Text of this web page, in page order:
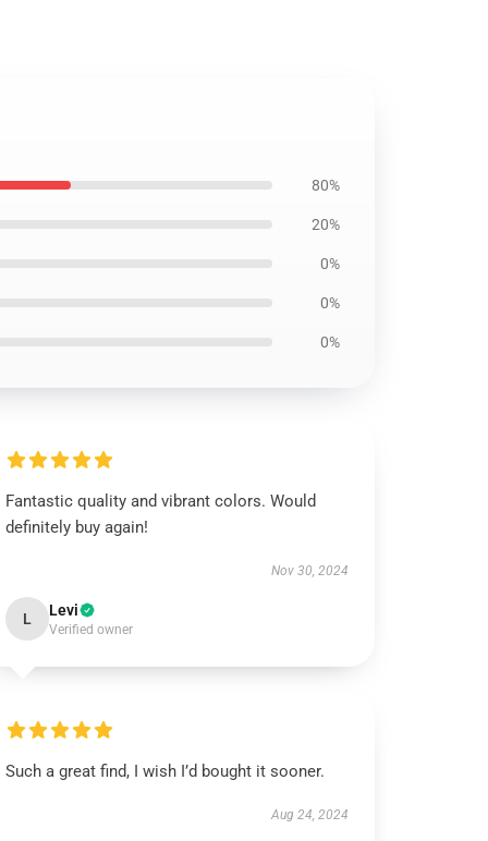
80%
20%
0%
0%
0%
Fantastic quality and vibrant colors. Would
definitely buy again!
Nov 30, 2024
L Levi
Verified owner
Such a great find, I wish I’d bought it sooner.
Aug 24, 2024